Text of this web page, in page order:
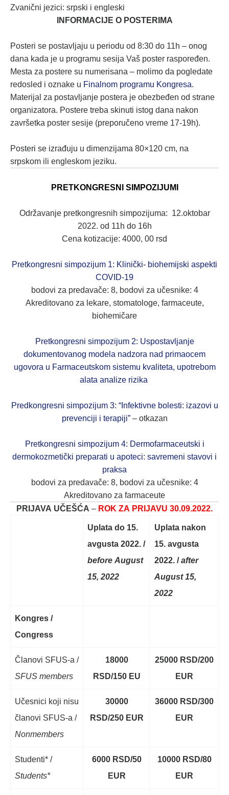
Zvanični jezici: srpski i engleski
INFORMACIJE O POSTERIMA
Posteri se postavljaju u periodu od 8:30 do 11h – onog
dana kada je u programu sesija Vaš poster raspoređen.
Mesta za postere su numerisana – molimo da pogledate
redosled i oznake u Finalnom programu Kongresa.
Materijal za postavljanje postera je obezbeđen od strane
organizatora. Postere treba skinuti istog dana nakon
završetka poster sesije (preporučeno vreme 17-19h).
Posteri se izrađuju u dimenzijama 80×120 cm, na
srpskom ili engleskom jeziku.
PRETKONGRESNI SIMPOZIJUMI
Održavanje pretkongresnih simpozijuma: 12.oktobar
2022. od 11h do 16h
Cena kotizacije: 4000, 00 rsd
Pretkongresni simpozijum 1: Klinički- biohemijski aspekti
COVID-19
bodovi za predavače: 8, bodovi za učesnike: 4
Akreditovano za lekare, stomatologe, farmaceute,
biohemičare
Pretkongresni simpozijum 2: Uspostavljanje
dokumentovanog modela nadzora nad primaocem
ugovora u Farmaceutskom sistemu kvaliteta, upotrebom
alata analize rizika
Predkongresni simpozijum 3: “Infektivne bolesti: izazovi u
prevenciji i terapiji” – otkazan
Pretkongresni simpozijum 4: Dermofarmaceutski i
dermokozmetički preparati u apoteci: savremeni stavovi i
praksa
bodovi za predavače: 8, bodovi za učesnike: 4
Akreditovano za farmaceute
PRIJAVA UČEŠĆA – ROK ZA PRIJAVU 30.09.2022.
Uplata do 15.
avgusta 2022. /
before August
15, 2022
Uplata nakon
15. avgusta
2022. /after
August 15,
2022
Kongres /
Congress
Članovi SFUS-a /
SFUS members
18000
RSD/150 EU
25000 RSD/200
EUR
Učesnici koji nisu
članovi SFUS-a /
Nonmembers
30000
RSD/250 EUR
36000 RSD/300
EUR
Studenti* /
Students*
6000 RSD/50
EUR
10000 RSD/80
EUR